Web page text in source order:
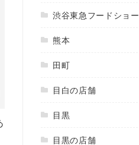
渋谷東急フードショー
熊本
田町
目白の店舗
目黒
目黒の店舗